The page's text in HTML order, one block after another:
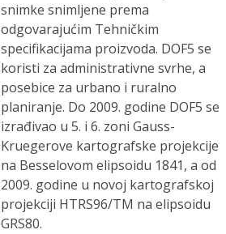
snimke snimljene prema
odgovarajućim Tehničkim
specifikacijama proizvoda. DOF5 se
koristi za administrativne svrhe, a
posebice za urbano i ruralno
planiranje. Do 2009. godine DOF5 se
izrađivao u 5. i 6. zoni Gauss-
Kruegerove kartografske projekcije
na Besselovom elipsoidu 1841, a od
2009. godine u novoj kartografskoj
projekciji HTRS96/TM na elipsoidu
GRS80.